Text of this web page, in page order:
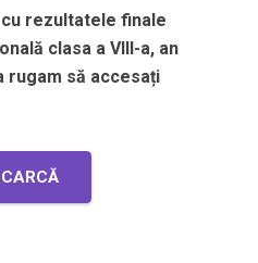
rezultatele finale
clasa a VIII-a, an
rugam să accesați